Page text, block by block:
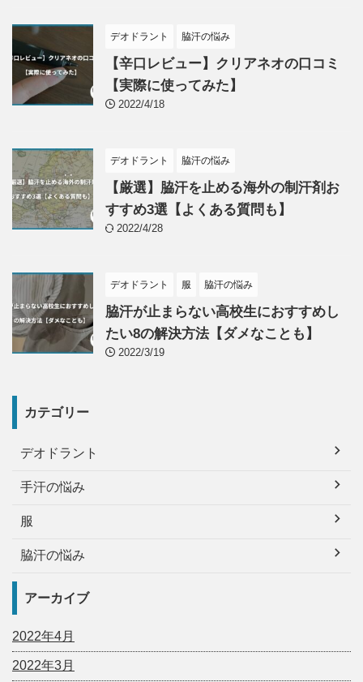
デオドラント 脇汗の悩み
【辛口レビュー】クリアネオの口コミ
【実際に使ってみた】
2022/4/18
デオドラント 脇汗の悩み
【厳選】脇汗を止める海外の制汗剤お
すすめ3選【よくある質問も】
2022/4/28
デオドラント 服 脇汗の悩み
脇汗が止まらない高校生におすすめし
たい8の解決方法【ダメなことも】
2022/3/19
カテゴリー
デオドラント
手汗の悩み
服
脇汗の悩み
アーカイブ
2022年4月
2022年3月